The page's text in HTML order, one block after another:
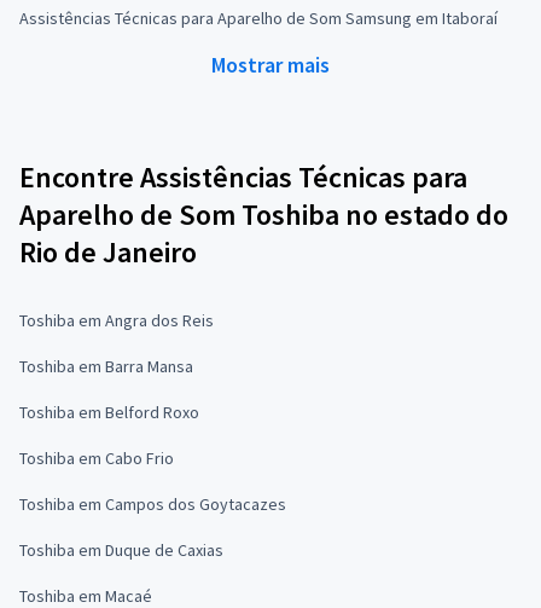
Assistências Técnicas para Aparelho de Som Samsung em Itaboraí
Mostrar mais
Encontre Assistências Técnicas para
Aparelho de Som Toshiba no estado do
Rio de Janeiro
Toshiba em Angra dos Reis
Toshiba em Barra Mansa
Toshiba em Belford Roxo
Toshiba em Cabo Frio
Toshiba em Campos dos Goytacazes
Toshiba em Duque de Caxias
Toshiba em Macaé